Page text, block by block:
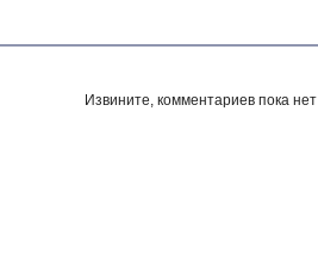
Извините, комментариев пока нет